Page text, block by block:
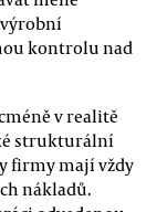
kontrolu nad
v realitě
strukturální
firmy mají vždy
nákladů.